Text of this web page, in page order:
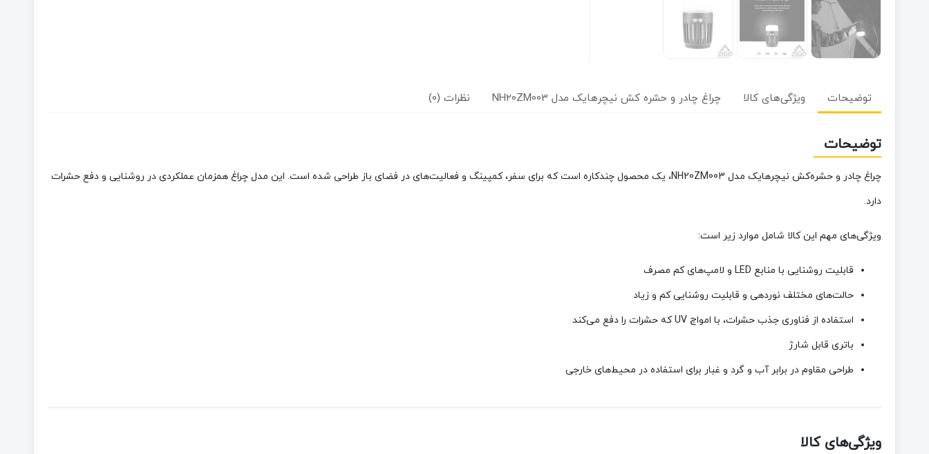
توضیحات ویژگی‌های کالا چراغ چادر و حشره کش نیچرهایک مدل NH20ZM003 نظرات (0)
توضیحات
چراغ چادر و حشره‌کش نیچرهایک مدل NH20ZM003، یک محصول چندکاره است که برای سفر، کمپینگ و فعالیت‌های در فضای باز طراحی شده است. این مدل چراغ همزمان عملکردی در روشنایی و دفع حشرات
دارد.
ویژگی‌های مهم این کالا شامل موارد زیر است:
قابلیت روشنایی با منابع LED و لامپ‌های کم مصرف
حالت‌های مختلف نوردهی و قابلیت روشنایی کم و زیاد
استفاده از فناوری جذب حشرات، با امواج UV که حشرات را دفع می‌کند
باتری قابل شارژ
طراحی مقاوم در برابر آب و گرد و غبار برای استفاده در محیط‌های خارجی
ویژگی‌های کالا